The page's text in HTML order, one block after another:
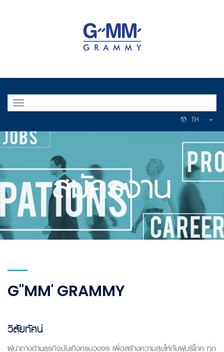
TH
สมัครงาน
G"MM' GRAMMY
วิสัยทัศน์
ผู้นำทางด้านธุรกิจบันเทิงครบวงจร เพื่อสร้างความสุขให้กับผู้บริโภค ทุก